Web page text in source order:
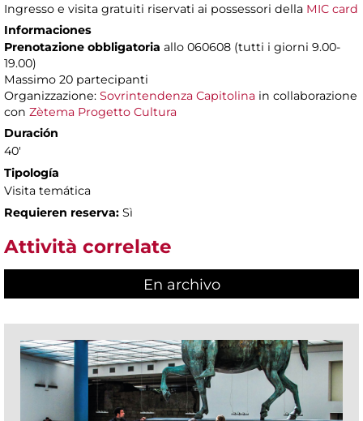
Ingresso e visita gratuiti riservati ai possessori della MIC card
Informaciones
Prenotazione obbligatoria allo 060608 (tutti i giorni 9.00-
19.00)
Massimo 20 partecipanti
Organizzazione: Sovrintendenza Capitolina in collaborazione
con Zètema Progetto Cultura
Duración
40'
Tipología
Visita temática
Requieren reserva: Sì
Attività correlate
En archivo